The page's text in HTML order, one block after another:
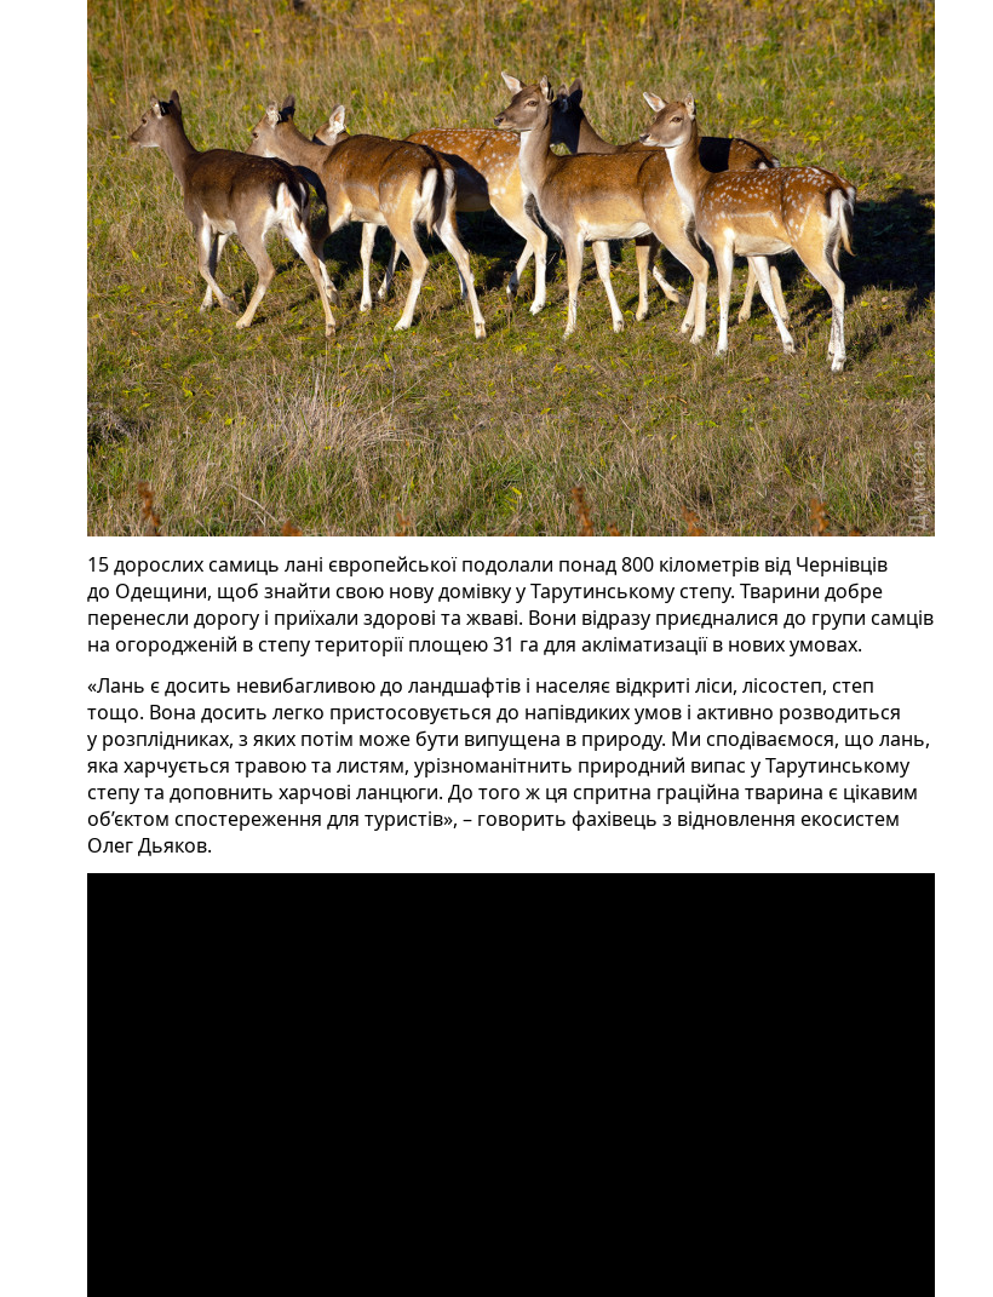
15 дорослих самиць лані європейської подолали понад 800 кілометрів від Чернівців
до Одещини, щоб знайти свою нову домівку у Тарутинському степу. Тварини добре
перенесли дорогу і приїхали здорові та жваві. Вони відразу приєдналися до групи самців
на огородженій в степу території площею 31 га для акліматизації в нових умовах.
«Лань є досить невибагливою до ландшафтів і населяє відкриті ліси, лісостеп, степ
тощо. Вона досить легко пристосовується до напівдиких умов і активно розводиться
у розплідниках, з яких потім може бути випущена в природу. Ми сподіваємося, що лань,
яка харчується травою та листям, урізноманітнить природний випас у Тарутинському
степу та доповнить харчові ланцюги. До того ж ця спритна граційна тварина є цікавим
об’єктом спостереження для туристів», – говорить фахівець з відновлення екосистем
Олег Дьяков.